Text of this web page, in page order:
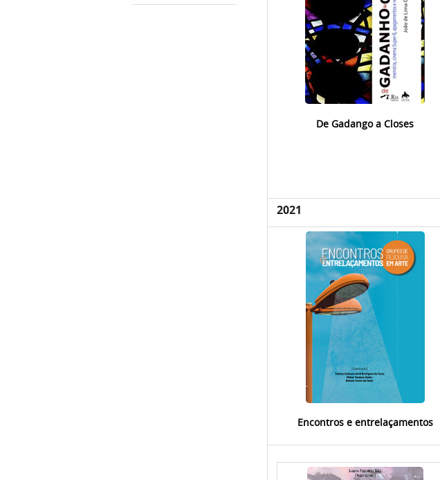
De Gadango a Closes
2021
Encontros e entrelaçamentos